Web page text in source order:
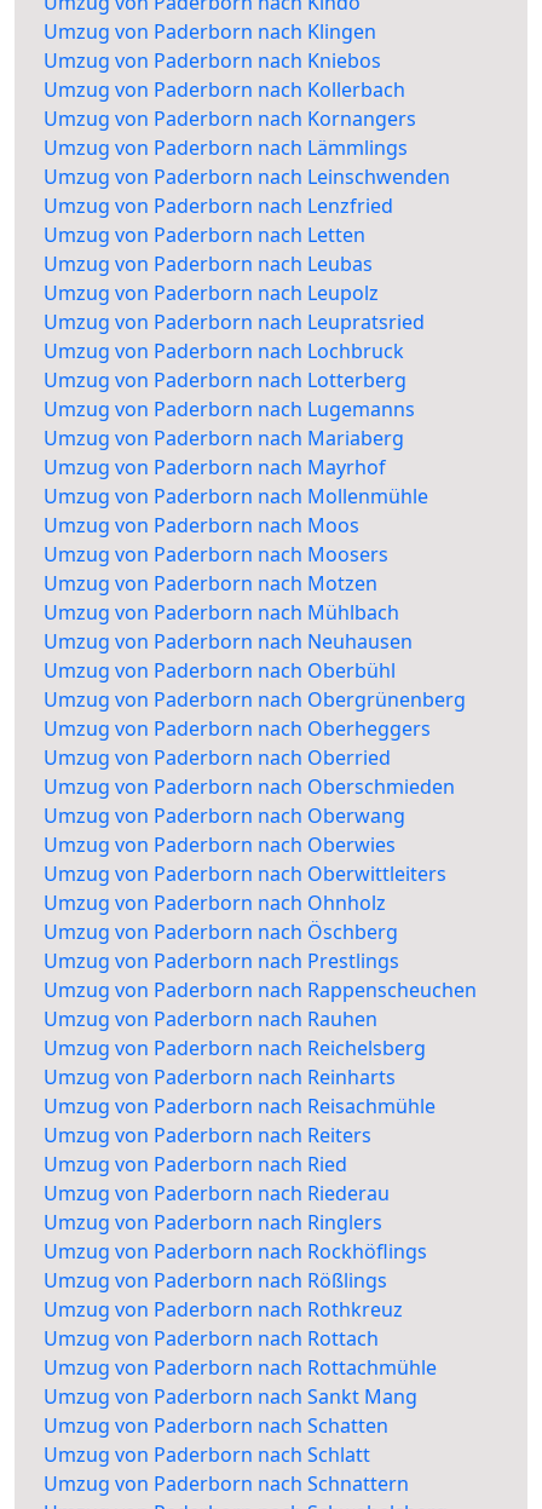
Umzug von Paderborn nach Klingen
Umzug von Paderborn nach Kniebos
Umzug von Paderborn nach Kollerbach
Umzug von Paderborn nach Kornangers
Umzug von Paderborn nach Lämmlings
Umzug von Paderborn nach Leinschwenden
Umzug von Paderborn nach Lenzfried
Umzug von Paderborn nach Letten
Umzug von Paderborn nach Leubas
Umzug von Paderborn nach Leupolz
Umzug von Paderborn nach Leupratsried
Umzug von Paderborn nach Lochbruck
Umzug von Paderborn nach Lotterberg
Umzug von Paderborn nach Lugemanns
Umzug von Paderborn nach Mariaberg
Umzug von Paderborn nach Mayrhof
Umzug von Paderborn nach Mollenmühle
Umzug von Paderborn nach Moos
Umzug von Paderborn nach Moosers
Umzug von Paderborn nach Motzen
Umzug von Paderborn nach Mühlbach
Umzug von Paderborn nach Neuhausen
Umzug von Paderborn nach Oberbühl
Umzug von Paderborn nach Obergrünenberg
Umzug von Paderborn nach Oberheggers
Umzug von Paderborn nach Oberried
Umzug von Paderborn nach Oberschmieden
Umzug von Paderborn nach Oberwang
Umzug von Paderborn nach Oberwies
Umzug von Paderborn nach Oberwittleiters
Umzug von Paderborn nach Ohnholz
Umzug von Paderborn nach Öschberg
Umzug von Paderborn nach Prestlings
Umzug von Paderborn nach Rappenscheuchen
Umzug von Paderborn nach Rauhen
Umzug von Paderborn nach Reichelsberg
Umzug von Paderborn nach Reinharts
Umzug von Paderborn nach Reisachmühle
Umzug von Paderborn nach Reiters
Umzug von Paderborn nach Ried
Umzug von Paderborn nach Riederau
Umzug von Paderborn nach Ringlers
Umzug von Paderborn nach Rockhöflings
Umzug von Paderborn nach Rößlings
Umzug von Paderborn nach Rothkreuz
Umzug von Paderborn nach Rottach
Umzug von Paderborn nach Rottachmühle
Umzug von Paderborn nach Sankt Mang
Umzug von Paderborn nach Schatten
Umzug von Paderborn nach Schlatt
Umzug von Paderborn nach Schnattern